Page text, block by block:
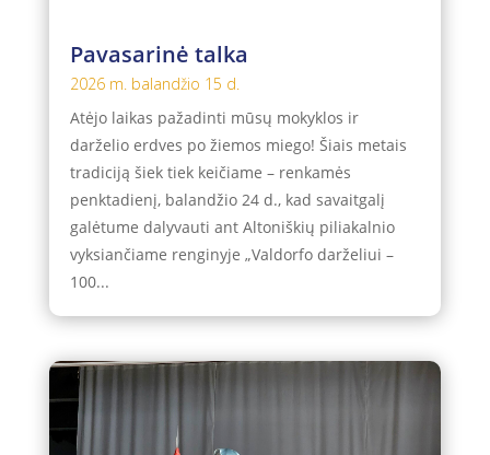
Pavasarinė talka
2026 m. balandžio 15 d.
Atėjo laikas pažadinti mūsų mokyklos ir
darželio erdves po žiemos miego! Šiais metais
tradiciją šiek tiek keičiame – renkamės
penktadienį, balandžio 24 d., kad savaitgalį
galėtume dalyvauti ant Altoniškių piliakalnio
vyksiančiame renginyje „Valdorfo darželiui –
100...